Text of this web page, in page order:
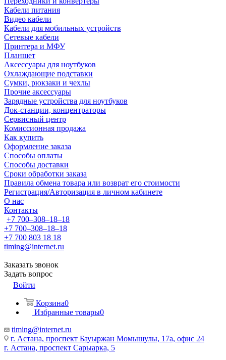
Кабели питания
Видео кабели
Кабели для мобильных устройств
Сетевые кабели
Принтера и МФУ
Планшет
Аксессуары для ноутбуков
Охлаждающие подставки
Сумки, рюкзаки и чехлы
Прочие аксессуары
Зарядные устройства для ноутбуков
Док-станции, концентраторы
Сервисный центр
Комиссионная продажа
Как купить
Оформление заказа
Способы оплаты
Способы доставки
Сроки обработки заказа
Правила обмена товара или возврат его стоимости
Регистрация/Авторизация в личном кабинете
О нас
Контакты
+7 700‒308‒18‒18
+7 700‒308‒18‒18
+7 700 803 18 18
timing@internet.ru
Заказать звонок
Задать вопрос
Войти
Корзина0
Избранные товары0
timing@internet.ru
г. Астана, проспект Бауыржан Момышулы, 17а, офис 24
г. Астана, проспект Сарыарка, 5